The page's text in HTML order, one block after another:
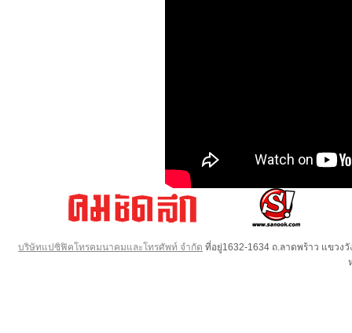
บริษัทแปซิฟิคโทรคมนาคมและโทรศัพท์ จำกัด ที่อยู่1632-1634 ถ.ลาดพร้าว แขวง